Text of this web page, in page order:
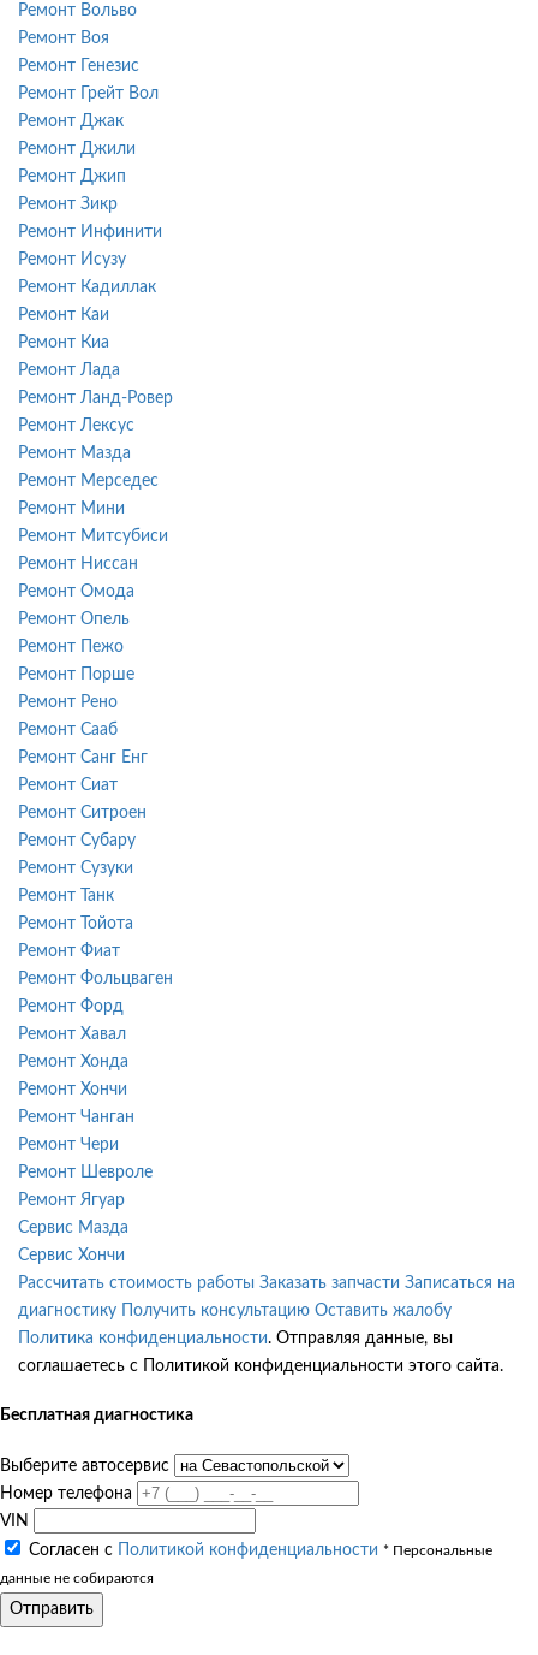
Ремонт Вольво
Ремонт Воя
Ремонт Генезис
Ремонт Грейт Вол
Ремонт Джак
Ремонт Джили
Ремонт Джип
Ремонт Зикр
Ремонт Инфинити
Ремонт Исузу
Ремонт Кадиллак
Ремонт Каи
Ремонт Киа
Ремонт Лада
Ремонт Ланд-Ровер
Ремонт Лексус
Ремонт Мазда
Ремонт Мерседес
Ремонт Мини
Ремонт Митсубиси
Ремонт Ниссан
Ремонт Омода
Ремонт Опель
Ремонт Пежо
Ремонт Порше
Ремонт Рено
Ремонт Сааб
Ремонт Санг Енг
Ремонт Сиат
Ремонт Ситроен
Ремонт Субару
Ремонт Сузуки
Ремонт Танк
Ремонт Тойота
Ремонт Фиат
Ремонт Фольцваген
Ремонт Форд
Ремонт Хавал
Ремонт Хонда
Ремонт Хончи
Ремонт Чанган
Ремонт Чери
Ремонт Шевроле
Ремонт Ягуар
Сервис Мазда
Сервис Хончи
Рассчитать стоимость работы Заказать запчасти Записаться на
диагностику
Получить консультацию Оставить жалобу
Политика конфиденциальности. Отправляя данные, вы
соглашаетесь с Политикой конфиденциальности этого сайта.
Бесплатная диагностика
Выберите автосервис
Номер телефона
VIN
Согласен с
Политикой конфиденциальности * Персональные
данные не собираются
Отправить